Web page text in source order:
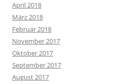
April 2018
März 2018
Februar 2018
November 2017
Oktober 2017
September 2017
August 2017